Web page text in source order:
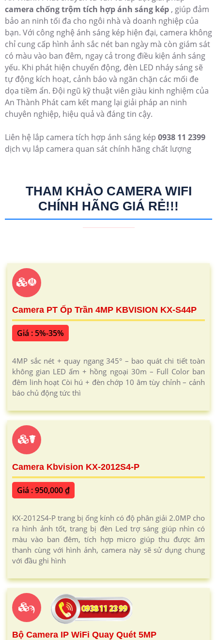
Camera có ánh sáng kép là giải pháp an ninh hiện
đại, đặc biệt phù hợp cho các công trình biệt thự và vila
cao cấp. Với công nghệ ánh sáng kép, camera không chỉ
sử dụng hồng ngoại để quan sát trong điều kiện thiếu
sáng, mà còn trang bị đèn LED mạnh mẽ, giúp ghi lại
hình ảnh màu sắc rõ ràng cả ban đêm. Điều này đảm
bảo việc giám sát không bị gián đoạn và tăng cường khả
năng nhận diện chi tiết, từ đó giúp bảo vệ tài sản và an
ninh cho gia đình một cách toàn diện hơn.
hiện chuyển động và tự động kích hoạt đèn nháy sáng
còn giúp cảnh báo và ngăn chặn các tình huống xâm
nhập trái phép, tạo nên lớp bảo vệ hiệu quả. Camera
ánh sáng kép là lựa chọn hoàn hảo cho những ngôi nhà
biệt thự sang trọng, mang lại sự an tâm và an ninh tối
đa.
CAMERA AN THÀNH PHÁT TƯ VẤN GIẢI PHÁP
CAMERA AN NINH HIỆU QUẢ
An Thành Phát chuyên tư vấn và lắp đặt giải pháp
bảo an ninh tối đa cho ngôi nhà và doanh nghiệp của
bạn. Với công nghệ ánh sáng kép hiện đại, camera không
chỉ cung cấp hình ảnh sắc nét ban ngày mà còn giám sát
có màu vào ban đêm, ngay cả trong điều kiện ánh sáng
yếu. Khi phát hiện chuyển động, đèn LED nháy sáng sẽ
tự động kích hoạt, cảnh báo và ngăn chặn các mối đe
dọa tiềm ẩn. Đội ngũ kỹ thuật viên giàu kinh nghiệm của
An Thành Phát cam kết mang lại giải pháp an ninh
Liên hệ lắp camera tích hợp ánh sáng kép0938 11 2399
dịch vụ lắp camera quan sát chính hãng chất lượng
THAM KHẢO CAMERA WIFI
CHÍNH HÃNG GIÁ RẺ!!!